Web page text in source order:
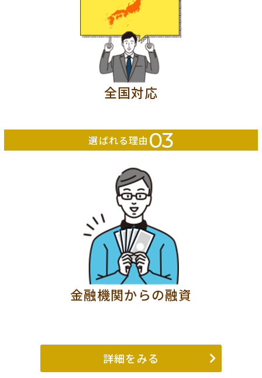
全国対応
選ばれる理由 03
金融機関からの融資
詳細をみる